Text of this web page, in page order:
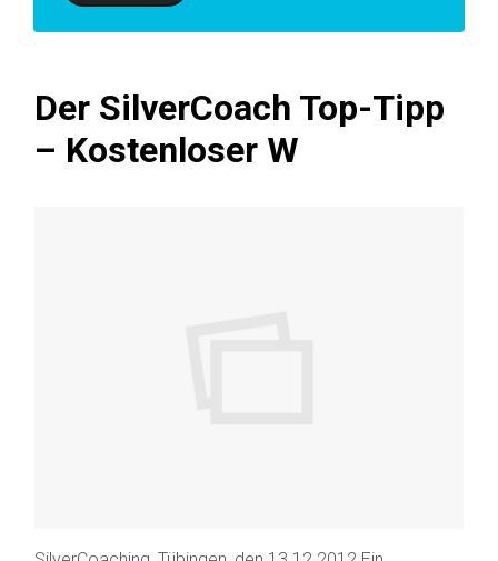
Der SilverCoach Top-Tipp
– Kostenloser W